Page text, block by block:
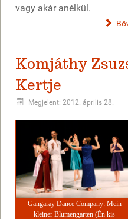
vagy akár anélkül.
Komjáthy
Kertje
Megjelent: 2012. április 28.
Gangaray Dance Company: Mein
kleiner Blumengarten (Én kis